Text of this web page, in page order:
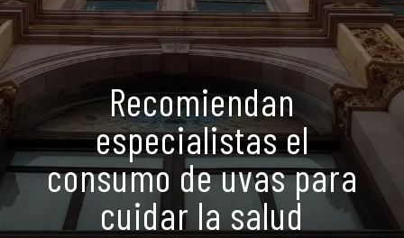
Recomiendan
especialistas el
consumo de uvas para
cuidar la salud